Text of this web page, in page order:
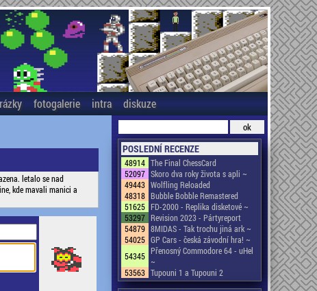
fotogalerie intra diskuze
letalo se nad
kde mavali manici a
POSLEDNÍ RECENZE
48914 The Final ChessCard
52097 Skoro dva roky života s apli ~
49443 Wolfling Reloaded
48318 Bubble Bobble Remastered
51625 FD-2000 - Replika disketové ~
53297 Revision 2023 - Pártyreport
54879 8MIDAS - Tak trochu jiná ark ~
54025 GP Cars - česká závodní hra! ~
54345 Přenosný Commodore 64 - uHel
~
53563 Tupouni 1 a Tupouni 2